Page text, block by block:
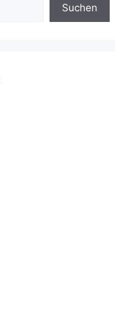
Suchen